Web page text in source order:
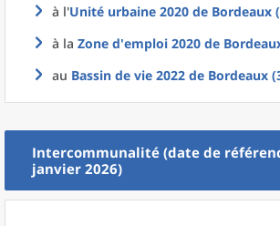
à l'Unité urbaine 2020 de Bordeaux
à la Zone d'emploi 2020 de
au Bassin de vie 2022 de Bordeaux
Intercommunalité (date de
janvier 2026)